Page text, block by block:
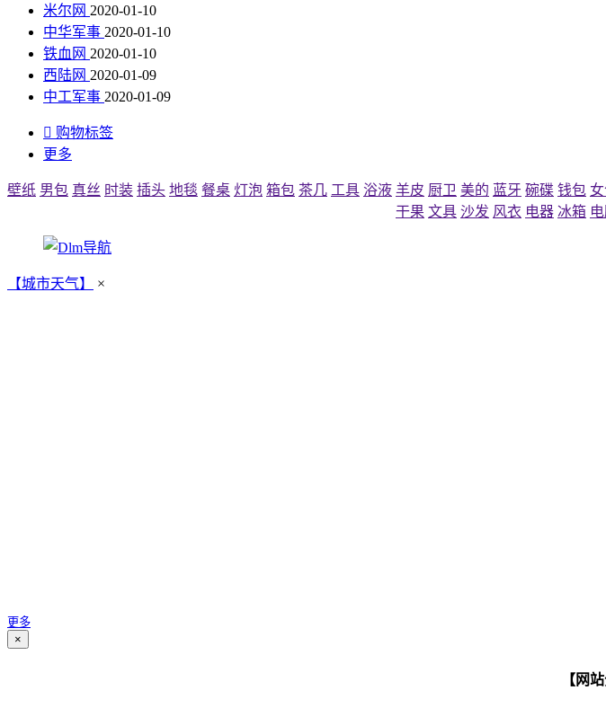
米尔网 2020-01-10
中华军事 2020-01-10
铁血网 2020-01-10
西陆网 2020-01-09
中工军事 2020-01-09
 购物标签
更多
壁纸 男包 真丝 时装 插头 地毯 餐桌 灯泡 箱包 茶几 工具 浴液 羊皮 厨卫 美的 蓝牙 碗碟 钱包
干果 文具 沙发 风衣 电器 冰箱
【城市天气】 ×
更多
×
【网